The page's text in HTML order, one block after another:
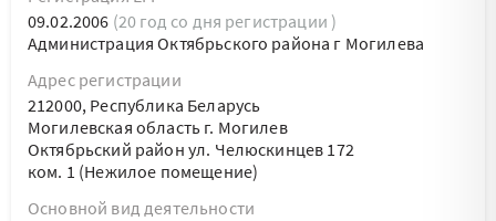
09.02.2006 (20 год со дня регистрации )
Администрация Октябрьского района г Могилева
Адрес регистрации
212000, Республика Беларусь
Могилевская область г. Могилев
Октябрьский район ул. Челюскинцев 172
ком. 1 (Нежилое помещение)
Основной вид деятельности